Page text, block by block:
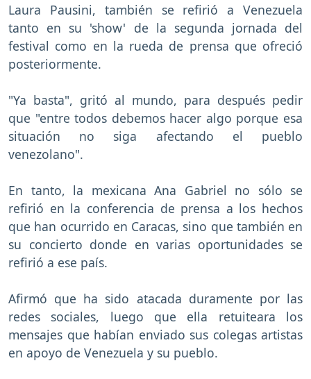
Laura Pausini, también se refirió a Venezuela
tanto en su 'show' de la segunda jornada del
festival como en la rueda de prensa que ofreció
posteriormente.
"Ya basta", gritó al mundo, para después pedir
que "entre todos debemos hacer algo porque esa
situación no siga afectando el pueblo
venezolano".
En tanto, la mexicana Ana Gabriel no sólo se
refirió en la conferencia de prensa a los hechos
que han ocurrido en Caracas, sino que también en
su concierto donde en varias oportunidades se
refirió a ese país.
Afirmó que ha sido atacada duramente por las
redes sociales, luego que ella retuiteara los
mensajes que habían enviado sus colegas artistas
en apoyo de Venezuela y su pueblo.